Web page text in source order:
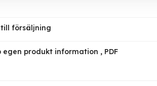
försäljning
egen produkt information , PDF